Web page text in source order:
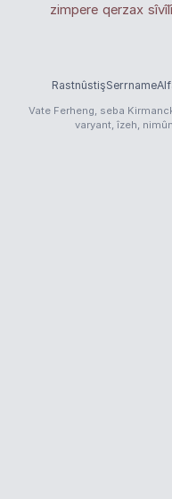
zimpere qerzax
RastnûstişSerrname
Vate Ferheng, seba
varyant, îzeh,